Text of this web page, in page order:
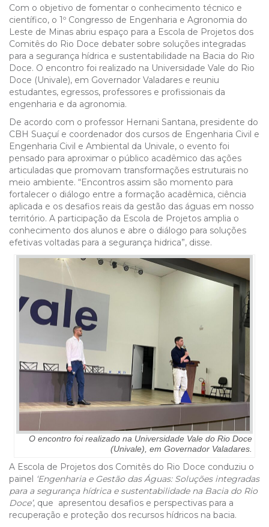
Com o objetivo de fomentar o conhecimento técnico e
científico, o 1º Congresso de Engenharia e Agronomia do
Leste de Minas abriu espaço para a Escola de Projetos dos
Comitês do Rio Doce debater sobre soluções integradas
para a segurança hídrica e sustentabilidade na Bacia do Rio
Doce. O encontro foi realizado na Universidade Vale do Rio
Doce (Univale), em Governador Valadares e reuniu
estudantes, egressos, professores e profissionais da
engenharia e da agronomia.
De acordo com o professor Hernani Santana, presidente do
CBH Suaçuí e coordenador dos cursos de Engenharia Civil e
Engenharia Civil e Ambiental da Univale, o evento foi
pensado para aproximar o público acadêmico das ações
articuladas que promovam transformações estruturais no
meio ambiente. “Encontros assim são momento para
fortalecer o diálogo entre a formação acadêmica, ciência
aplicada e os desafios reais da gestão das águas em nosso
território. A participação da Escola de Projetos amplia o
conhecimento dos alunos e abre o diálogo para soluções
efetivas voltadas para a segurança hidrica”, disse.
O encontro foi realizado na Universidade Vale do Rio Doce
(Univale), em Governador Valadares.
A Escola de Projetos dos Comitês do Rio Doce conduziu o
painel ‘Engenharia e Gestão das Águas: Soluções integradas
para a segurança hídrica e sustentabilidade na Bacia do Rio
Doce’, que apresentou desafios e perspectivas para a
recuperação e proteção dos recursos hídricos na bacia.